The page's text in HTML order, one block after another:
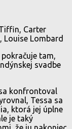
Carter
Louise Lombard
tam,
svadbe
konfrontoval
Tessa sa
ktorá jej úplne
je taký